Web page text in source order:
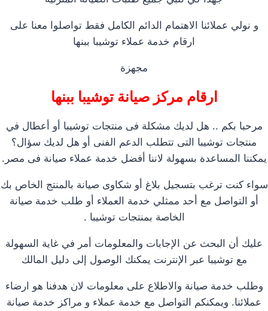
و نولي عملائنا الاهتمام الدائم الكامل فقط تواصلوا معنا على
ارقام خدمة عملاء توشيبا ببنها
مجهزة
ارقام مركز صيانة توشيبا ببنها
مرحبا بكم .. هل لديك مشكلة فى منتجات توشيبا أو أعطال في
منتجات توشيبا التى تتطلب الدعم الفنى أو هل لديك سؤال؟
يمكننا المساعدة بسهولة لاننا أفضل خدمة عملاء صيانة فى مصر.
سواء كنت ترغب بتسجيل بلاغ أو شكاوى صيانة بالمنتج الخاص بك
أو التواصل مع أحد ممثلي خدمة العملاء أو طلب خدمة صيانة
الخاصة بمنتجات توشيبا .
عليك أن البحث عن الإجابات والمعلومات أمر في غاية السهولة
مع توشيبا عبر الإنترنت يمكنك الوصول إلى دليل المالك
وطلب خدمة صيانة والاطلاع على معلومات لان هدفنا هو ارضاء
عملائنا. ويمكنكم التواصل مع خدمة عملاء و مراكز خدمة صيانة